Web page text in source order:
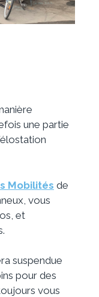
une partie
Mobilités de
vous
et
suspendue
pour des
vous